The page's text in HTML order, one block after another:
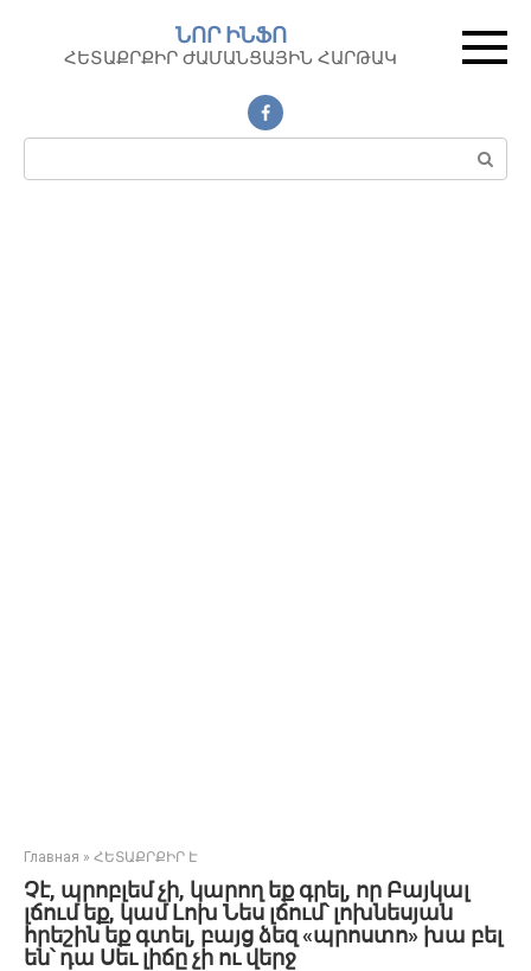
контенту
ՆՈՐ ԻՆՖՈ
ՀԵՏԱՔՐՔԻՐ ԺԱՄԱՆՑԱՅԻՆ ՀԱՐԹԱԿ
Поиск:
Главная » ՀԵՏԱՔՐՔԻՐ Է
Չէ, պրոբլեմ չի, կարող եք գրել, որ Բայկալ
լճում եք, կամ Լոխ Նես լճում՝ լոխնեսյան
հրեշին եք գտել, բայց ձեզ «պրոստո» խա բել
են՝ դա Սեւ լիճը չի ու վերջ